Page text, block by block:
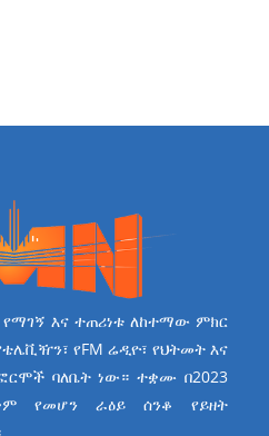
እና ተጠሪነቱ ለከተማው ምክር
የFM ሬዲዮ፣ የህትመት እና
ባለቤት ነው። ተቋሙ በ2023
የመሆን ራዕይ ሰንቆ የይዘት